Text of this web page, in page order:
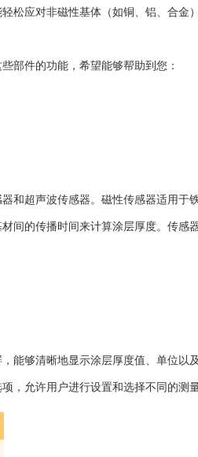
松应对非磁性基体（如铜、铝、合金
部件的功能，希望能够帮助到您：
超声波传感器。磁性传感器适用于
间的传播时间来计算涂层厚度。传感
够清晰地显示涂层厚度值、单位以
，允许用户进行设置和选择不同的测量